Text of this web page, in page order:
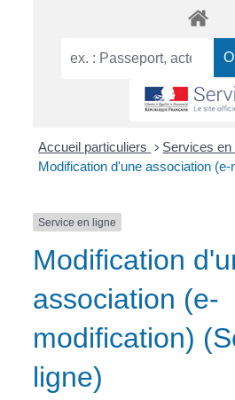
Accueil particuliers > Services en
Modification d'une association (e-
Service en ligne
Modification
association (e-
modification)
ligne)